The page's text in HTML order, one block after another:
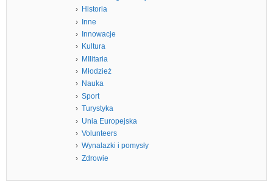
Historia
Inne
Innowacje
Kultura
MIlitaria
Młodzież
Nauka
Sport
Turystyka
Unia Europejska
Volunteers
Wynalazki i pomysły
Zdrowie